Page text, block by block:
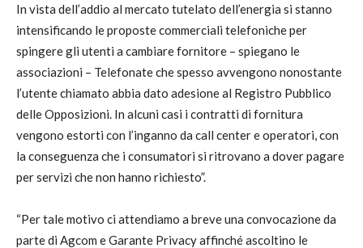
In vista dell’addio al mercato tutelato dell’energia si stanno
intensificando le proposte commerciali telefoniche per
spingere gli utenti a cambiare fornitore – spiegano le
associazioni – Telefonate che spesso avvengono nonostante
l’utente chiamato abbia dato adesione al Registro Pubblico
delle Opposizioni. In alcuni casi i contratti di fornitura
vengono estorti con l’inganno da call center e operatori, con
la conseguenza che i consumatori si ritrovano a dover pagare
per servizi che non hanno richiesto”.
“Per tale motivo ci attendiamo a breve una convocazione da
parte di Agcom e Garante Privacy affinché ascoltino le